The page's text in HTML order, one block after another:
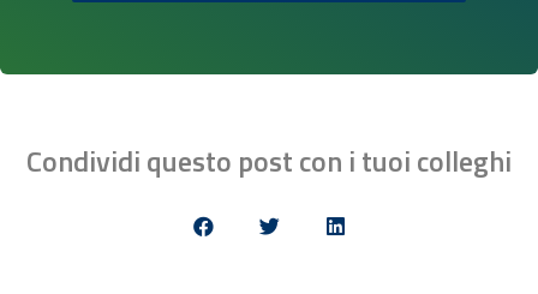
Condividi questo post con i tuoi colleghi